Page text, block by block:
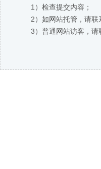
1）检查提交内容；
2）如网站托管，请联
3）普通网站访客，请